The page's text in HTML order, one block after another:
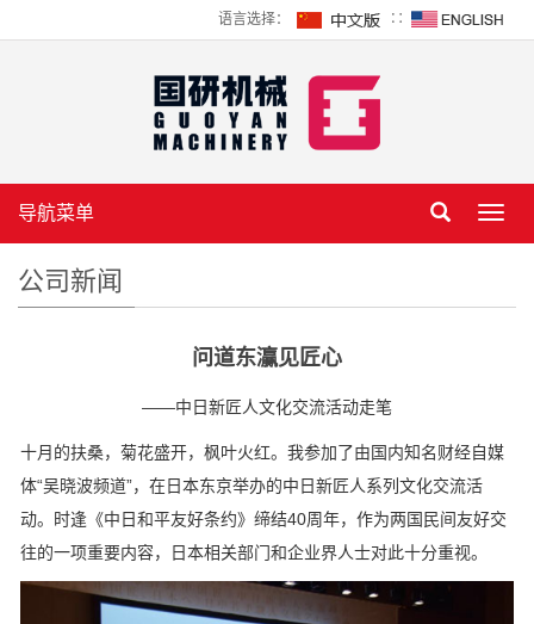
语言选择： ∷
导航菜单
公司新闻
问道东灜见匠心
——中日新匠人文化交流活动走笔
十月的扶桑，菊花盛开，枫叶火红。我参加了由国内知名财经自媒
体“吴晓波频道”，在日本东京举办的中日新匠人系列文化交流活
动。时逢《中日和平友好条约》缔结40周年，作为两国民间友好交
往的一项重要内容，日本相关部门和企业界人士对此十分重视。